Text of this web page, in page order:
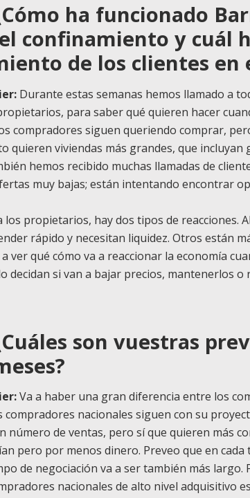
ha funcionado
confinamiento y cuál
de los clientes en
Durante estas semanas hemos llamado a
para saber qué quieren hacer
compradores siguen queriendo comprar,
quieren viviendas más grandes, que
hemos recibido muchas llamadas de
muy bajas; están intentando encontrar
los propietarios, hay dos tipos de reacciones.
rápido y necesitan liquidez. Otros están
ver qué cómo va a reaccionar la economía
decidan si van a bajar precios, mantenerlos
son vuestras
Va a haber una gran diferencia entre los
compradores nacionales siguen con su
número de ventas, pero sí que quieren más
pero por menos dinero. Preveo que en cada
de negociación va a ser también más
nacionales de alto nivel adquisitivo